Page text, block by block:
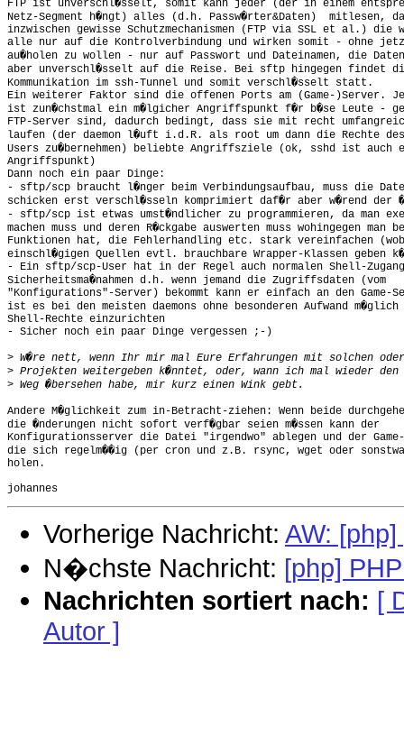
FTP ist unverschl�sselt, somit kann jeder (der in einem
Netz-Segment h�ngt) alles (d.h. Passw�rter&Daten)  mitlesen,
inzwischen gewisse Schutzmechanismen (FTP via SSL et al.) die
alle nur auf die Kontrolverbindung und wirken somit - ohne
au�holen zu wollen - nur auf Passwort und Dateinamen, die
aber unverschl�sselt auf die Reise. Bei sftp hingegen findet
Kommunikation im ssh-Tunnel und somit verschl�sselt statt.
Ein weiterer Faktor sind die offenen Ports am (Game-)Server.
ist zun�chstmal ein m�lgicher Angriffspunkt f�r b�se Leute -
FTP-Server sind, dadurch bedingt, dass sie mit recht
laufen (der daemon l�uft i.d.R. als root um dann die Rechte
Users zu�bernehmen) beliebte Angriffsziele (ok, sshd ist auch
Angriffspunkt)
Dann noch ein paar Dinge:
- sftp/scp braucht l�nger beim Verbindungsaufbau, muss die
schicken erst verschl�sseln komprimiert daf�r aber w�rend der
- sftp/scp ist etwas umst�ndlicher zu programmieren, da man
machen muss und deren R�ckgabe auswerten muss wohingegen
Funktionen hat, die Fehlerhandling etc. stark vereinfachen
einschl�gigen Quellen evtl. brauchbare Wrapper-Klassen geben
- Ein sftp/scp-User hat in der Regel auch normalen Shell-
Sicherheitsma�nahmen d.h. wenn jemand die Zugriffsdaten (vom
"Konfigurations"-Server) bekommt kann er einfach an den Game-
ist es bei den meisten daemons ohne besonderen Aufwand
Shell-Rechte einzurichten
- Sicher noch ein paar Dinge vergessen ;-)
>
>
>
Andere M�glichkeit zum in-Betracht-ziehen: Wenn beide
die �nderungen nicht sofort verf�gbar seien m�ssen kann der
Konfigurationsserver die Datei "irgendwo" ablegen und der
die sich regelm��ig (per cron und z.B. rsync, wget oder
holen.
Vorherige Nachricht: AW:
N�chste Nachricht: [php]
Nachrichten sortiert nach: [
Autor ]